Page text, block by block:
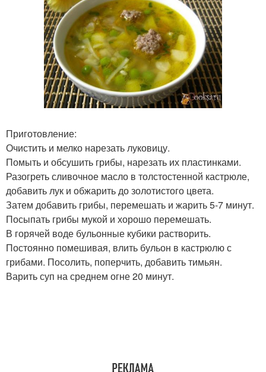
Приготовление:
Очистить и мелко нарезать луковицу.
Помыть и обсушить грибы, нарезать их пластинками.
Разогреть сливочное масло в толстостенной кастрюле,
добавить лук и обжарить до золотистого цвета.
Затем добавить грибы, перемешать и жарить 5-7 минут.
Посыпать грибы мукой и хорошо перемешать.
В горячей воде бульонные кубики растворить.
Постоянно помешивая, влить бульон в кастрюлю с
грибами. Посолить, поперчить, добавить тимьян.
Варить суп на среднем огне 20 минут.